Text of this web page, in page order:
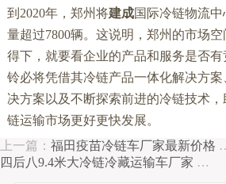
到2020年，郑州将建成国际冷链物流中
量超过7800辆。这说明，郑州的市场
得下，就要看企业的产品和服务是否
铃必将凭借其冷链产品一体化解决方
决方案以及不断探索前进的冷链技术
链运输市场更好更快发展。
上一篇： 福田疫苗冷链车厂家最新价格
四后八9.4米大冷链冷藏运输车厂家 …